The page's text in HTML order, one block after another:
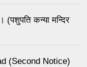
कन्या मन्दिर
(Second Notice)